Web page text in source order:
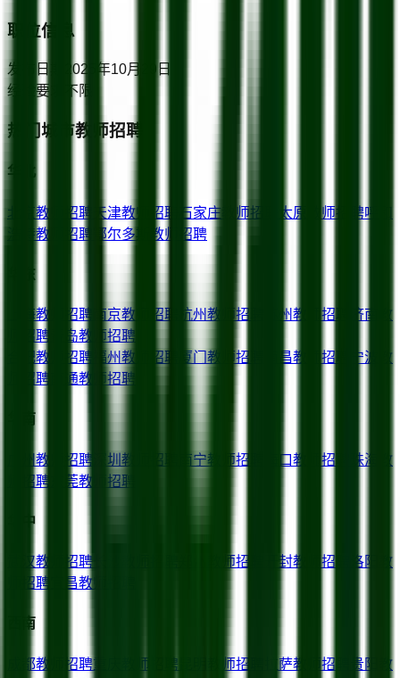
职位信息
发布日期
2025年10月29日
经验要求
不限
热门城市教师招聘
华北
北京教师招聘 天津教师招聘 石家庄 教师招聘 太原 教师招聘呼和
浩特教师招聘 鄂尔多斯 教师招聘
华东
上海教师招聘 南京教师招聘 杭州教师招聘 苏州教师招聘 济南
教
师招聘
青岛教师招聘
合肥教师招聘 福州教师招聘 厦门 教师招聘 南昌教师招聘 宁波
教
师招聘
南通教师招聘
华南
教师招聘 深圳 教师招聘 南宁教师招聘 海口教师招聘 珠海
教
师招聘
东莞教师招聘
华中
武汉教师招聘 教师招聘 开封教师招聘 洛阳
教
师招聘
宜昌教师招聘
西南
成都教师招聘重庆 教师招聘 教师招聘 拉萨教师招聘 贵阳
教